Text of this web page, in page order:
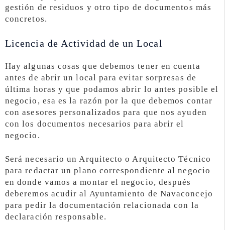
gestión de residuos y otro tipo de documentos más
concretos.
Licencia de Actividad de un Local
Hay algunas cosas que debemos tener en cuenta
antes de abrir un local para evitar sorpresas de
última horas y que podamos abrir lo antes posible el
negocio, esa es la razón por la que debemos contar
con asesores personalizados para que nos ayuden
con los documentos necesarios para abrir el
negocio.
Será necesario un Arquitecto o Arquitecto Técnico
para redactar un plano correspondiente al negocio
en donde vamos a montar el negocio, después
deberemos acudir al Ayuntamiento de Navaconcejo
para pedir la documentación relacionada con la
declaración responsable.